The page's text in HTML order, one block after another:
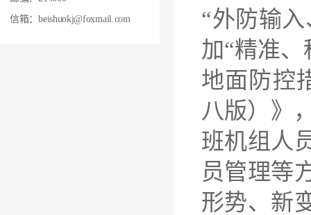
信箱：beishuokj@foxmail.com
“外防输
加“精准
地面防控
八版）》
班机组人
员管理等
形势、新